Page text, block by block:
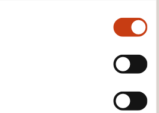
professionnels, vous